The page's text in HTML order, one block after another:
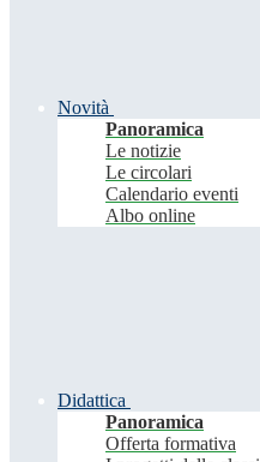
Novità
Panoramica
Le notizie
Le circolari
Calendario eventi
Albo online
Didattica
Panoramica
Offerta formativa